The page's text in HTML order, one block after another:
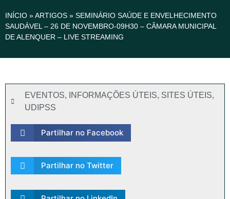
INÍCIO »ARTIGOS » SEMINÁRIO SAÚDE E ENVELHECIMENTO
SAUDÁVEL – 26 DE NOVEMBRO-09H30 – CÂMARA MUNICIPAL
DE ALENQUER – LIVE STREAMING
EVENTOS, INFORMAÇÕES ÚTEIS, SITES ÚTEIS,
UDIPSS
Partilhar no Facebook
Partilhar no Twitter